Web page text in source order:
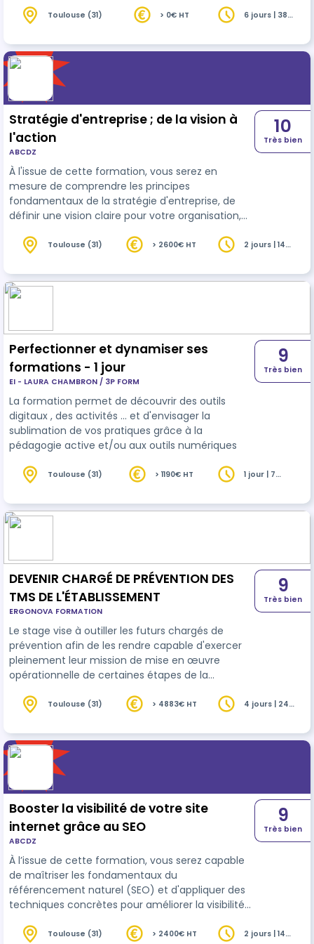
Toulouse (31) > 0€ HT
6 jours | 38
Stratégie d'entreprise ; de la vision à
l'action
ABCDZ
À l'issue de cette formation, vous serez en
mesure de comprendre les principes
fondamentaux de la stratégie d'entreprise, de
définir une vision claire pour votre organisation,
mettre en œuvre avec succès
10
Très bien
Toulouse (31) > 2600€ HT
2 jours | 14
Perfectionner et dynamiser ses
formations - 1 jour
EI - LAURA CHAMBRON / 3P FORM
La formation permet de découvrir des outils
digitaux , des activités ... et d'envisager la
sublimation de vos pratiques grâce à la
pédagogie active et/ou aux outils numériques
9
Très bien
Toulouse (31) > 1190€ HT
1 jour | 7
DEVENIR CHARGÉ DE PRÉVENTION DES
TMS DE L'ÉTABLISSEMENT
ERGONOVA FORMATION
Le stage vise à outiller les futurs chargés de
prévention afin de les rendre capable d'exercer
pleinement leur mission de mise en œuvre
opérationnelle de certaines étapes de la
prévention construit et piloté par le chef
9
Très bien
Toulouse (31) > 4883€ HT
4 jours | 24
Booster la visibilité de votre site
internet grâce au SEO
ABCDZ
À l’issue de cette formation, vous serez capable
de maîtriser les fondamentaux du
référencement naturel (SEO) et d'appliquer des
techniques concrètes pour améliorer la visibilité
saurez comment choisir efficacement vos
9
Très bien
Toulouse (31) > 2400€ HT
2 jours | 14